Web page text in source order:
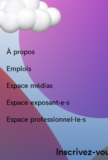
À propos
Emplois
Espace médias
Espace exposant·e⋅s
Espace professionnel·le⋅s
Inscrivez-